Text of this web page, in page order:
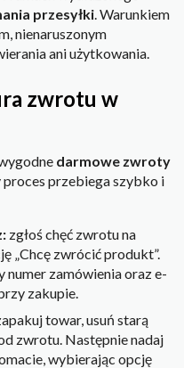
przesyłki. Warunkiem
nienaruszonym
ani użytkowania.
zwrotu w
darmowe zwroty
proces przebiega szybko i
zgłoś chęć zwrotu na
„Chcę zwrócić produkt”.
numer zamówienia oraz e-
zakupie.
towar, usuń starą
zwrotu. Następnie nadaj
wybierając opcję